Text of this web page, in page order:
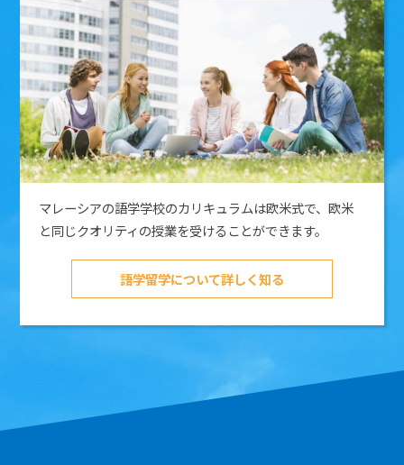
マレーシアの語学学校のカリキュラムは欧米式で、欧米
と同じクオリティの授業を受けることができます。
語学留学について詳しく知る